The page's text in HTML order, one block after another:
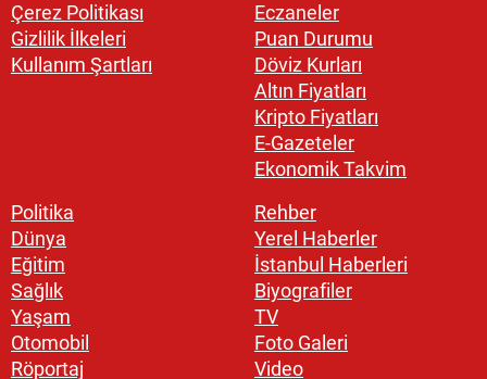
Çerez Politikası
Gizlilik İlkeleri
Kullanım Şartları
Eczaneler
Puan Durumu
Döviz Kurları
Altın Fiyatları
Kripto Fiyatları
E-Gazeteler
Ekonomik Takvim
Politika
Dünya
Eğitim
Sağlık
Yaşam
Otomobil
Röportaj
Rehber
Yerel Haberler
İstanbul Haberleri
Biyografiler
TV
Foto Galeri
Video